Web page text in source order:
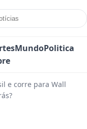
MundoPolitica
e corre para Wall